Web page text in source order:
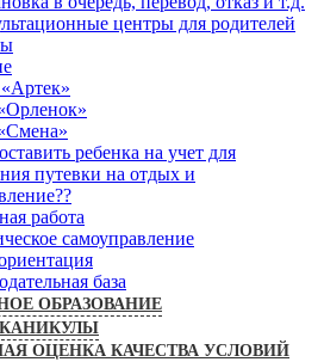
центры для родителей
ребенка на учет для
путевки на отдых и
работа
самоуправление
база
ОБРАЗОВАНИЕ
ОЦЕНКА КАЧЕСТВА УСЛОВИЙ